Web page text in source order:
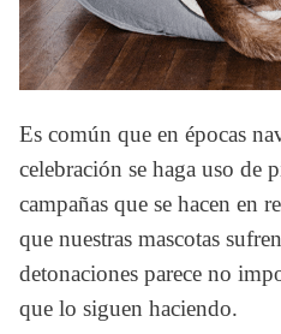
Es común que en épocas
celebración se haga uso de
campañas que se hacen en
que nuestras mascotas
detonaciones parece no
que lo siguen haciendo.